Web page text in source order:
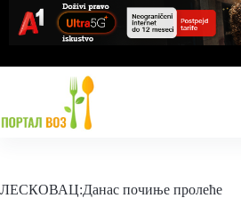
content
ЛЕСКОВАЦ:Данас почиње пролеће